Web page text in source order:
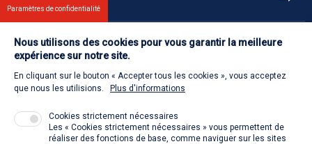
Contact
Retour à l'accueil
Venir à la SACD
Paramètres de confidentialité
Nous utilisons des cookies pour vous garantir la meilleure
expérience sur notre site.
En cliquant sur le bouton « Accepter tous les cookies », vous acceptez
que nous les utilisions.
Plus d'informations
Cookies strictement nécessaires
Les « Cookies strictement nécessaires » vous permettent de
réaliser des fonctions de base, comme naviguer sur les sites